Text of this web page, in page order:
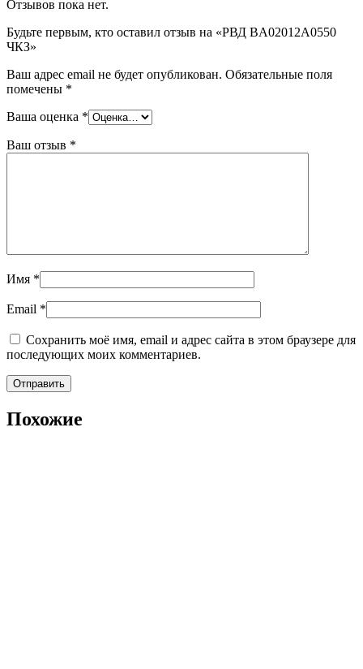
Отзывов пока нет.
Будьте первым, кто оставил отзыв на «РВД BA02012A0550
ЧКЗ»
Ваш адрес email не будет опубликован. Обязательные поля
помечены *
Ваша оценка *
Ваш отзыв *
Имя *
Email *
Сохранить моё имя, email и адрес сайта в этом браузере для
последующих моих комментариев.
Похожие